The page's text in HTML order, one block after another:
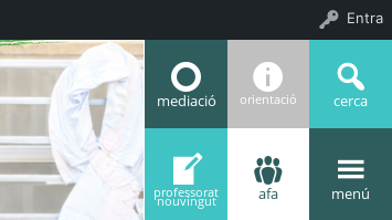
mediació orientació cerca
professorat
nouvingut afa menú
Entra